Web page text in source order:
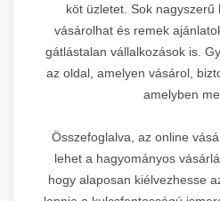
köt üzletet. Sok nagyszerű
vásárolhat és remek
gátlástalan vállalkozások is.
az oldal, amelyen vásárol,
amelyben
Összefoglalva, az online
lehet a hagyományos
hogy alaposan kiélvezhesse